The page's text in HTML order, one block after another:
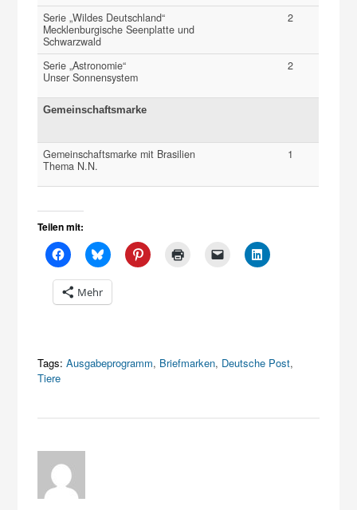
Serie „Wildes Deutschland“
Mecklenburgische Seenplatte und
Schwarzwald
2
Serie „Astronomie“
Unser Sonnensystem
2
Gemeinschaftsmarke
Gemeinschaftsmarke mit Brasilien
Thema N.N.
1
Teilen mit:
Mehr
Tags: Ausgabeprogramm, Briefmarken, Deutsche Post,
Tiere